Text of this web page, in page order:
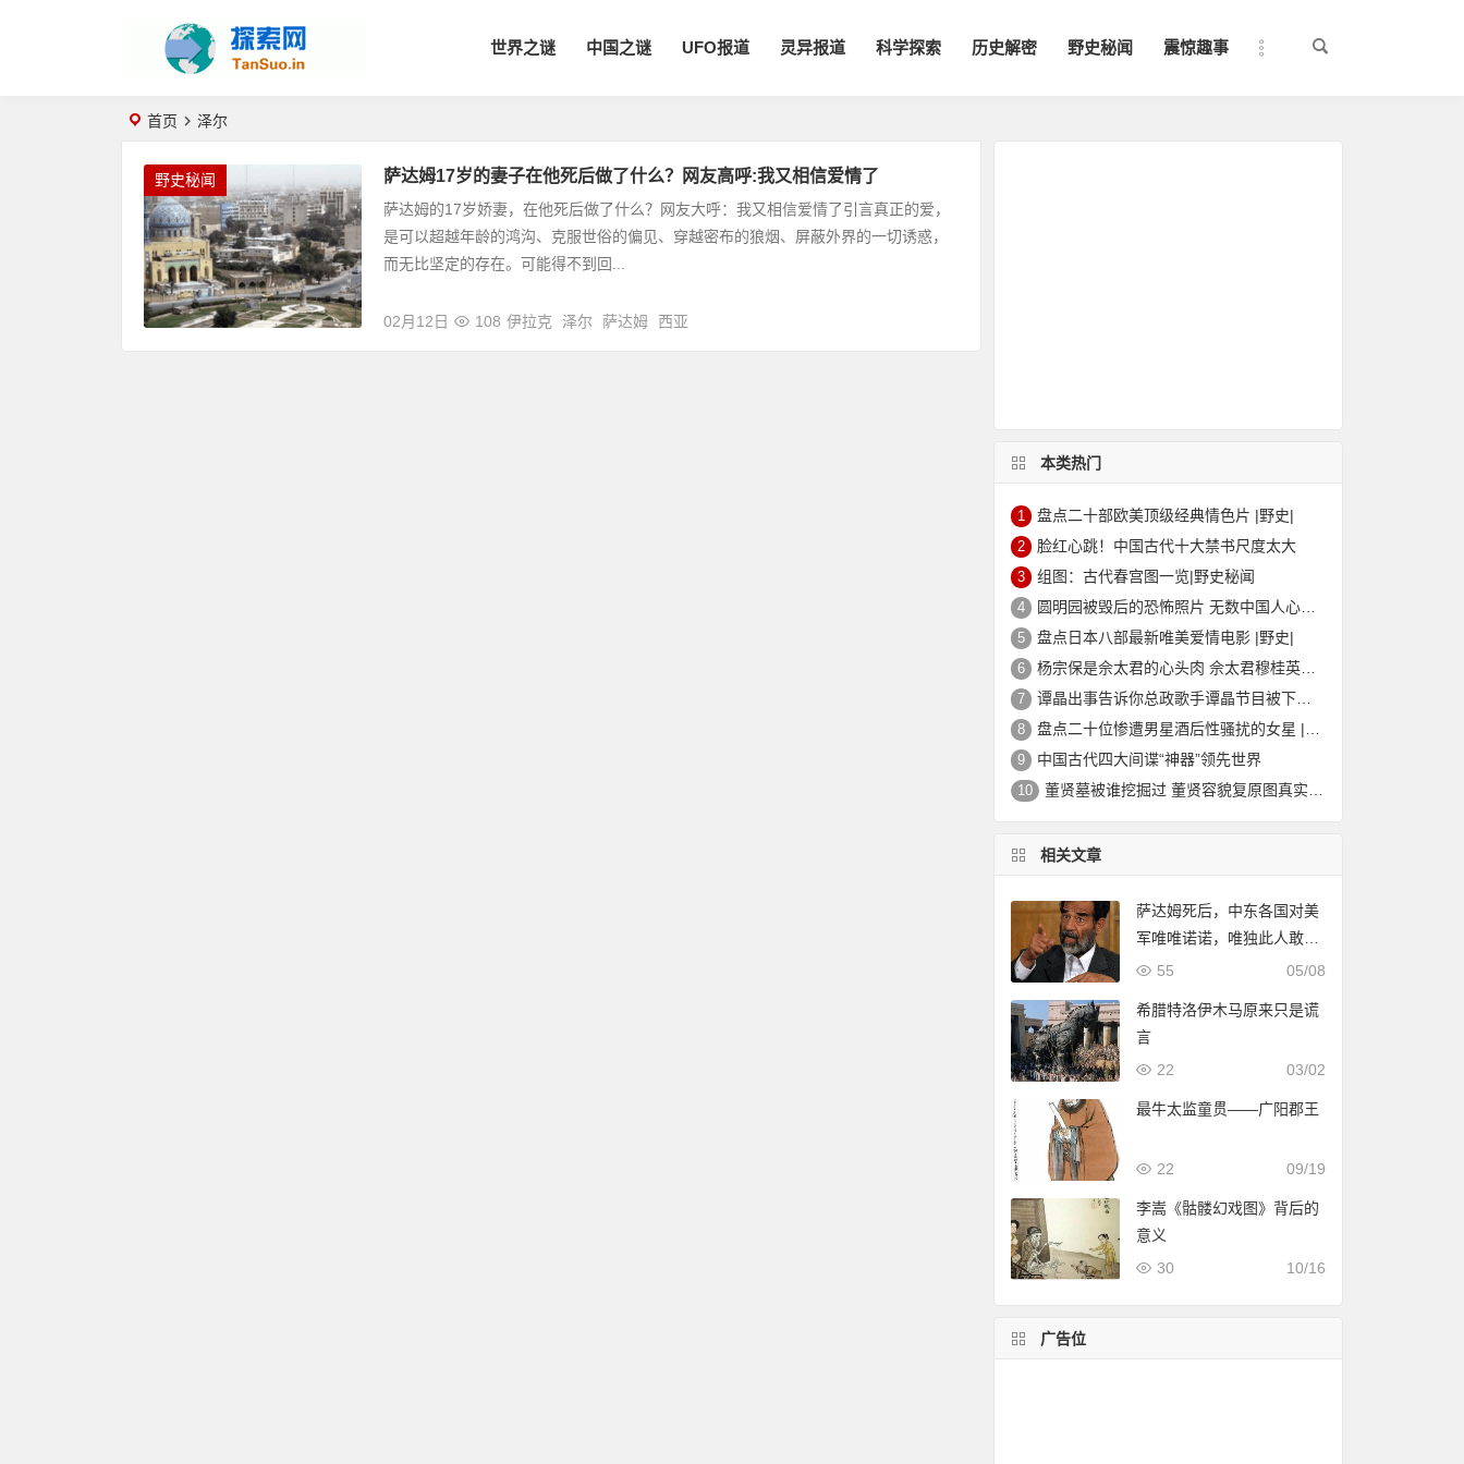
世界之谜 中国之谜 UFO报道 灵异报道 科学探索 历史解密 野史秘闻 震惊趣事
首页 泽尔
野史秘闻 萨达姆17岁的妻子在他死后做了什么？网友高呼:我又相信爱情了
萨达姆的17岁娇妻，在他死后做了什么？网友大呼：我又相信爱情了引言真正的爱，
是可以超越年龄的鸿沟、克服世俗的偏见、穿越密布的狼烟、屏蔽外界的一切诱惑，
而无比坚定的存在。可能得不到回...
02月12日 108 伊拉克 泽尔 萨达姆 西亚
本类热门
1 盘点二十部欧美顶级经典情色片 |野史|
2 脸红心跳！中国古代十大禁书尺度太大
3 组图：古代春宫图一览|野史秘闻
4 圆明园被毁后的恐怖照片 无数中国人心中的痛
5 盘点日本八部最新唯美爱情电影 |野史|
6 杨宗保是佘太君的心头肉 佘太君穆桂英的故事|野史秘闻
7 谭晶出事告诉你总政歌手谭晶节目被下架的真相
8 盘点二十位惨遭男星酒后性骚扰的女星 |野史|
9 中国古代四大间谍“神器”领先世界
10 董贤墓被谁挖掘过 董贤容貌复原图真实外貌|野史秘闻
相关文章
萨达姆死后，中东各国对美
军唯唯诺诺，唯独此人敢收
留萨达姆妻女
05/08
55
希腊特洛伊木马原来只是谎
言
03/02
22
最牛太监童贯——广阳郡王
09/19
22
李嵩《骷髅幻戏图》背后的
意义
10/16
30
广告位